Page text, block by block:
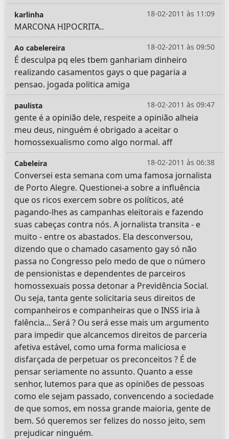
18-02-2011 às 11:09
karlinha
MARCONA HIPOCRITA..
18-02-2011 às 09:50
Ao cabelereira
É desculpa pq eles tbem ganhariam dinheiro
realizando casamentos gays o que pagaria a
pensao. jogada politica amiga
18-02-2011 às 09:47
paulista
gente é a opinião dele, respeite a opinião alheia
meu deus, ninguém é obrigado a aceitar o
homossexualismo como algo normal. aff
18-02-2011 às 06:38
Cabeleira
Conversei esta semana com uma famosa jornalista
de Porto Alegre. Questionei-a sobre a influência
que os ricos exercem sobre os políticos, até
pagando-lhes as campanhas eleitorais e fazendo
suas cabeças contra nós. A jornalista transita - e
muito - entre os abastados. Ela desconversou,
dizendo que o chamado casamento gay só não
passa no Congresso pelo medo de que o número
de pensionistas e dependentes de parceiros
homossexuais possa detonar a Previdência Social.
Ou seja, tanta gente solicitaria seus direitos de
companheiros e companheiras que o INSS iria à
falência... Será ? Ou será esse mais um argumento
para impedir que alcancemos direitos de parceria
afetiva estável, como uma forma maliciosa e
disfarçada de perpetuar os preconceitos ? É de
pensar seriamente no assunto. Quanto a esse
senhor, lutemos para que as opiniões de pessoas
como ele sejam passado, convencendo a sociedade
de que somos, em nossa grande maioria, gente de
bem. Só queremos ser felizes do nosso jeito, sem
prejudicar ninguém.